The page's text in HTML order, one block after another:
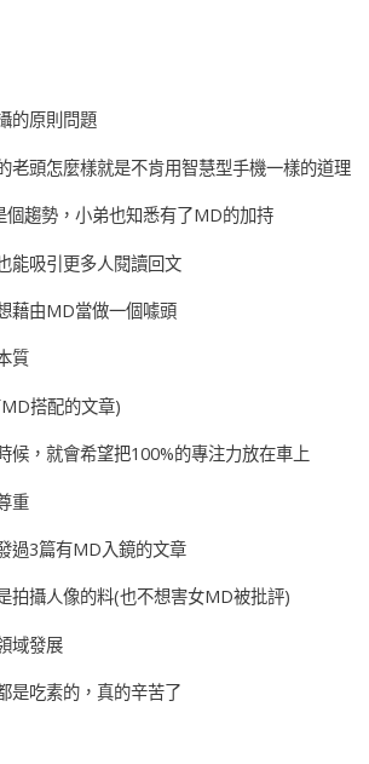
的原則問題
老頭怎麼樣就是不肯用智慧型手機一樣的道理
趨勢，小弟也知悉有了MD的加持
能吸引更多人閱讀回文
藉由MD當做一個噱頭
質
搭配的文章)
候，就會希望把100%的專注力放在車上
重
過3篇有MD入鏡的文章
拍攝人像的料(也不想害女MD被批評)
域發展
是吃素的，真的辛苦了